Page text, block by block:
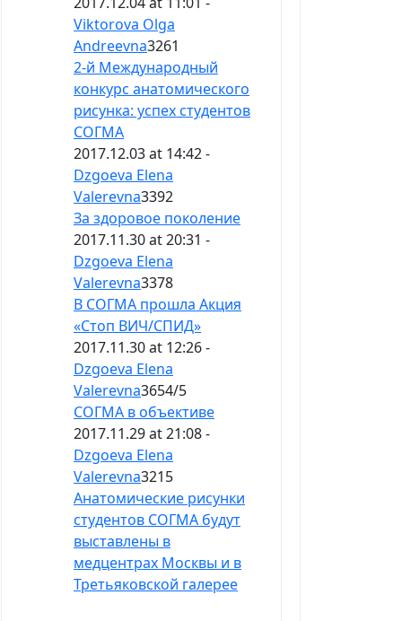
Viktorova Olga
Andreevna3261
2-й Международный
конкурс анатомического
рисунка: успех студентов
СОГМА
2017.12.03 at 14:42 -
Dzgoeva Elena
Valerevna3392
За здоровое поколение
2017.11.30 at 20:31 -
Dzgoeva Elena
Valerevna3378
В СОГМА прошла Акция
«Стоп ВИЧ/СПИД»
2017.11.30 at 12:26 -
Dzgoeva Elena
Valerevna3654/5
​СОГМА в объективе
2017.11.29 at 21:08 -
Dzgoeva Elena
Valerevna3215
Анатомические рисунки
студентов СОГМА будут
выставлены в
медцентрах Москвы и в
Третьяковской галерее